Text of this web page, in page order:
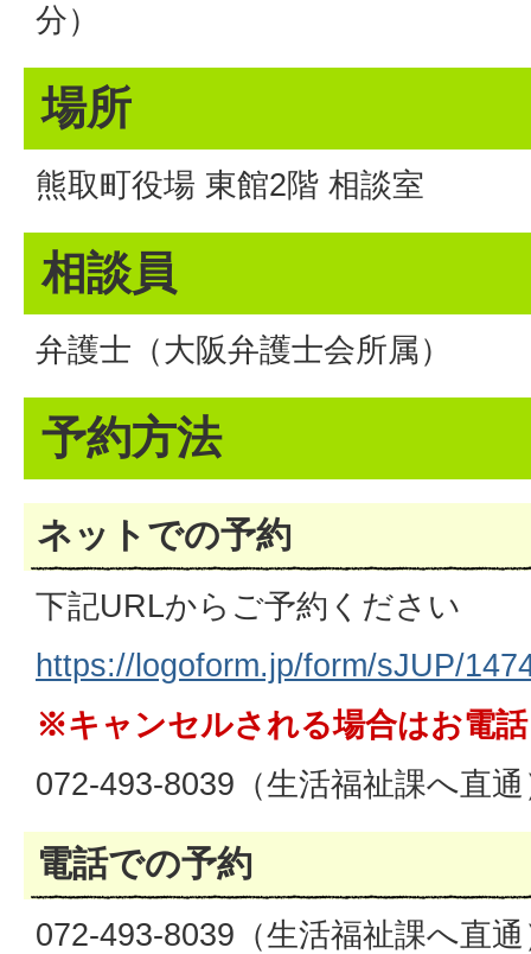
分）
場所
熊取町役場 東館2階 相談室
相談員
弁護士（大阪弁護士会所属）
予約方法
ネットでの予約
下記URLからご予約ください
https://logoform.jp/form/sJUP/
※キャンセルされる場合はお電
072-493-8039（生活福祉課へ直通
電話での予約
072-493-8039（生活福祉課へ直通